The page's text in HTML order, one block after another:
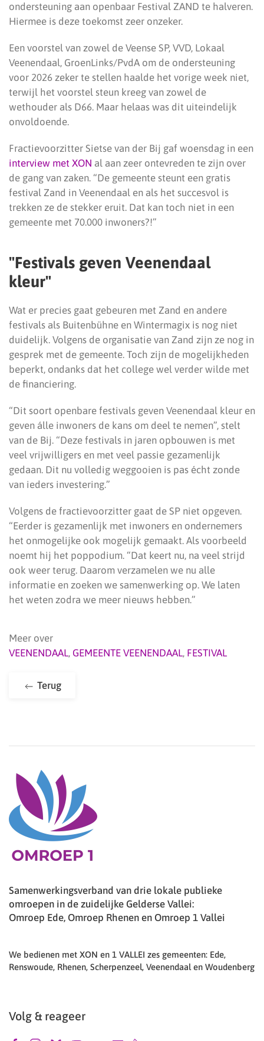
ondersteuning aan openbaar Festival ZAND te halveren.
Hiermee is deze toekomst zeer onzeker.
Een voorstel van zowel de Veense SP, VVD, Lokaal
Veenendaal, GroenLinks/PvdA om de ondersteuning
voor 2026 zeker te stellen haalde het vorige week niet,
terwijl het voorstel steun kreeg van zowel de
wethouder als D66. Maar helaas was dit uiteindelijk
onvoldoende.
Fractievoorzitter Sietse van der Bij gaf woensdag in een
interview met XON al aan zeer ontevreden te zijn over
de gang van zaken. “De gemeente steunt een gratis
festival Zand in Veenendaal en als het succesvol is
trekken ze de stekker eruit. Dat kan toch niet in een
gemeente met 70.000 inwoners?!”
"Festivals geven Veenendaal
kleur"
Wat er precies gaat gebeuren met Zand en andere
festivals als Buitenbühne en Wintermagix is nog niet
duidelijk. Volgens de organisatie van Zand zijn ze nog in
gesprek met de gemeente. Toch zijn de mogelijkheden
beperkt, ondanks dat het college wel verder wilde met
de financiering.
“Dit soort openbare festivals geven Veenendaal kleur en
geven álle inwoners de kans om deel te nemen”, stelt
van de Bij. “Deze festivals in jaren opbouwen is met
veel vrijwilligers en met veel passie gezamenlijk
gedaan. Dit nu volledig weggooien is pas écht zonde
van ieders investering.”
Volgens de fractievoorzitter gaat de SP niet opgeven.
“Eerder is gezamenlijk met inwoners en ondernemers
het onmogelijke ook mogelijk gemaakt. Als voorbeeld
noemt hij het poppodium. “Dat keert nu, na veel strijd
ook weer terug. Daarom verzamelen we nu alle
informatie en zoeken we samenwerking op. We laten
het weten zodra we meer nieuws hebben.”
Meer over
VEENENDAAL, GEMEENTE VEENENDAAL, FESTIVAL
Terug
Samenwerkingsverband van drie lokale publieke
omroepen in de zuidelijke Gelderse Vallei:
Omroep Ede, Omroep Rhenen en Omroep 1 Vallei
We bedienen met XON en 1 VALLEI zes gemeenten: Ede,
Renswoude, Rhenen, Scherpenzeel, Veenendaal en Woudenberg
Volg & reageer